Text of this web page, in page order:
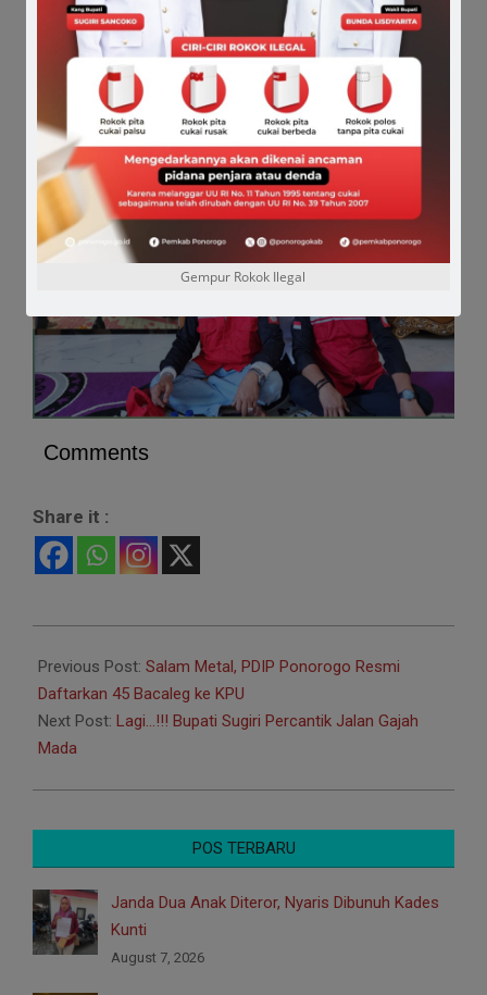
jujur dan tidak membawa politik identitas. Apalagi
beliau sangat merakyat sekali,” pungkas anggota
DPR-RI ini. ( El
Comments
Share it :
05-
17
Previous Post: Salam Metal, PDIP Ponorogo Resmi
Daftarkan 45 Bacaleg ke KPU
Next Post: Lagi…!!! Bupati Sugiri Percantik Jalan Gajah
Mada
POS TERBARU
Janda Dua Anak Diteror, Nyaris Dibunuh Kades
Kunti
August 7, 2026
Gempur Rokok Ilegal